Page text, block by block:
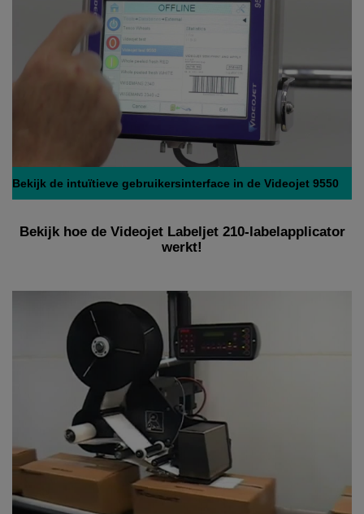
Bekijk de intuïtieve gebruikersinterface in de Videojet 9550
Bekijk hoe de Videojet Labeljet 210-labelapplicator
werkt!